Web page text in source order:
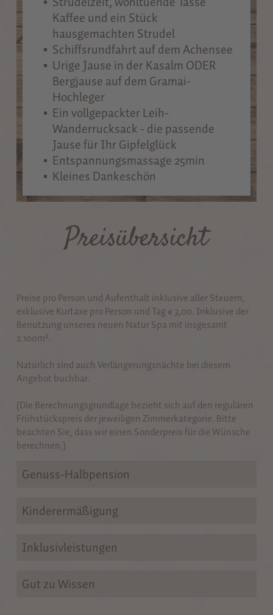
Kaffee und ein Stück
hausgemachten Strudel
Schiffsrundfahrt auf dem Achensee
Urige Jause in der Kasalm ODER
Bergjause auf dem Gramai-
Hochleger
Ein vollgepackter Leih-
Wanderrucksack - die passende
Jause für Ihr Gipfelglück
Entspannungsmassage 25min
Kleines Dankeschön
Preisübersicht
Preise pro Person und Aufenthalt inklusive aller Steuern,
exklusive Kurtaxe pro Person und Tag € 3,00. Inklusive der
Benutzung unseres neuen Natur Spa mit insgesamt
2.100m².
Natürlich sind auch Verlängerungsnächte bei diesem
Angebot buchbar.
(Die Berechnungsgrundlage bezieht sich auf den regulären
Frühstückspreis der jeweiligen Zimmerkategorie. Bitte
beachten Sie, dass wir einen Sonderpreis für die Wünsche
berechnen.)
Genuss-Halbpension
Kinderermäßigung
Inklusivleistungen
Gut zu Wissen